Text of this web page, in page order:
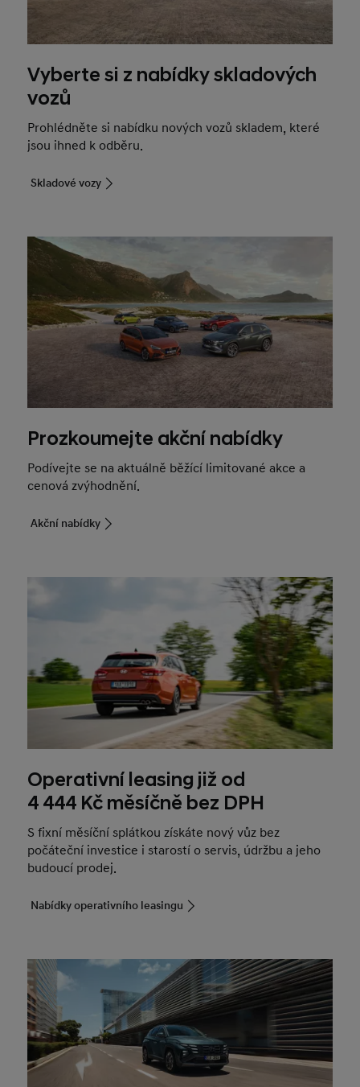
Vyberte si z nabídky skladových
vozů
Prohlédněte si nabídku nových vozů skladem, které
jsou ihned k odběru.
Skladové vozy
Prozkoumejte akční nabídky
Podívejte se na aktuálně běžící limitované akce a
cenová zvýhodnění.
Akční nabídky
Operativní leasing již od
4 444 Kč měsíčně bez DPH
S fixní měsíční splátkou získáte nový vůz bez
počáteční investice i starostí o servis, údržbu a jeho
budoucí prodej.
Nabídky operativního leasingu